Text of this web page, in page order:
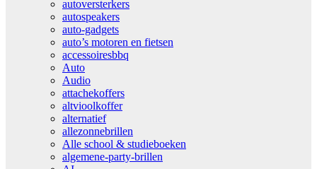
autoversterkers
autospeakers
auto-gadgets
auto’s motoren en fietsen
accessoiresbbq
Auto
Audio
attachekoffers
altvioolkoffer
alternatief
allezonnebrillen
Alle school & studieboeken
algemene-party-brillen